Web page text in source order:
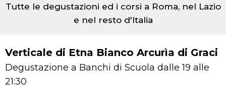
Tutte le degustazioni ed i corsi a Roma, nel Lazio
e nel resto d'Italia
Verticale di Etna Bianco Arcurìa di Graci
Degustazione a Banchi di Scuola dalle 19 alle
21:30